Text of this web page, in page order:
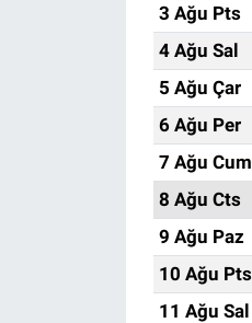
3 Ağu Pts
4 Ağu Sal
5 Ağu Çar
6 Ağu Per
7 Ağu Cum
8 Ağu Cts
9 Ağu Paz
10 Ağu Pts
11 Ağu Sal